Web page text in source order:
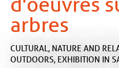
arbres
CULTURAL, NATURE AND
OUTDOORS, EXHIBITION IN